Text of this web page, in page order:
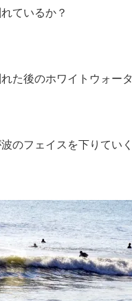
ているか？
た後のホワイトウォー
のフェイスを下りてい